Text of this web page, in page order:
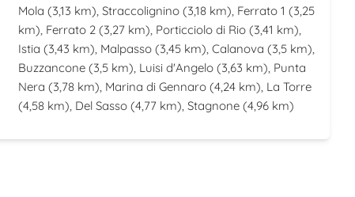
Mola (3,13 km), Straccolignino (3,18 km), Ferrato 1 (3,25
km), Ferrato 2 (3,27 km), Porticciolo di Rio (3,41 km),
Istia (3,43 km), Malpasso (3,45 km), Calanova (3,5 km),
Buzzancone (3,5 km), Luisi d'Angelo (3,63 km), Punta
Nera (3,78 km), Marina di Gennaro (4,24 km), La Torre
(4,58 km), Del Sasso (4,77 km), Stagnone (4,96 km)